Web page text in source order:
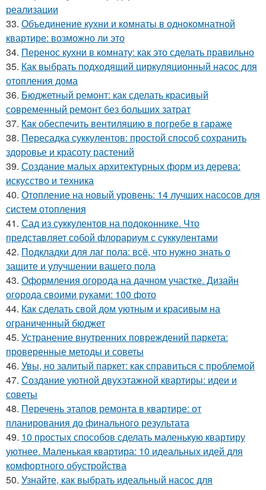
реализации
33. Объединение кухни и комнаты в однокомнатной
квартире: возможно ли это
34. Перенос кухни в комнату: как это сделать правильно
35. Как выбрать подходящий циркуляционный насос для
отопления дома
36. Бюджетный ремонт: как сделать красивый
современный ремонт без больших затрат
37. Как обеспечить вентиляцию в погребе в гараже
38. Пересадка суккулентов: простой способ сохранить
здоровье и красоту растений
39. Создание малых архитектурных форм из дерева:
искусство и техника
40. Отопление на новый уровень: 14 лучших насосов для
систем отопления
41. Сад из суккулентов на подоконнике. Что
представляет собой флорариум с суккулентами
42. Подкладки для лаг пола: всё, что нужно знать о
защите и улучшении вашего пола
43. Оформления огорода на дачном участке. Дизайн
огорода своими руками: 100 фото
44. Как сделать свой дом уютным и красивым на
ограниченный бюджет
45. Устранение внутренних повреждений паркета:
проверенные методы и советы
46. Увы, но залитый паркет: как справиться с проблемой
47. Создание уютной двухэтажной квартиры: идеи и
советы
48. Перечень этапов ремонта в квартире: от
планирования до финального результата
49. 10 простых способов сделать маленькую квартиру
уютнее. Маленькая квартира: 10 идеальных идей для
комфортного обустройства
50. Узнайте, как выбрать идеальный насос для